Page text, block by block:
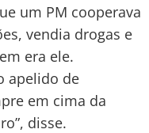
um PM cooperava
vendia drogas e
era ele.
apelido de
em cima da
disse.